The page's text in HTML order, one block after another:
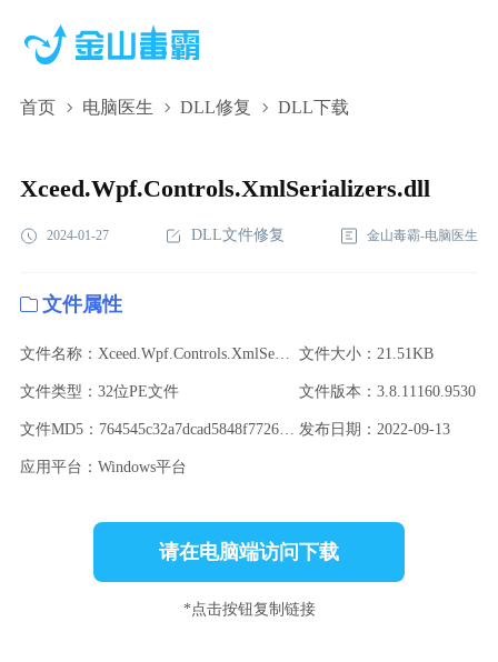
首页 电脑医生 DLL修复 DLL下载
Xceed.Wpf.Controls.XmlSerializers.dll
2024-01-27 DLL文件修复 金山毒霸-电脑医生
文件属性
文件名称：Xceed.Wpf.Controls.XmlSerializers.dll 文件大小：21.51KB
文件类型：32位PE文件 文件版本：3.8.11160.9530
文件MD5：764545c32a7dcad5848f7726e5d803d7 发布日期：2022-09-13
应用平台：Windows平台
请在电脑端访问下载
*点击按钮复制链接